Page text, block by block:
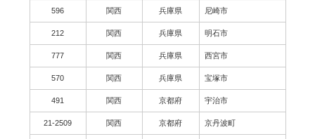
596 関西 兵庫県 尼崎市
212 関西 兵庫県 明石市
777 関西 兵庫県 西宮市
570 関西 兵庫県 宝塚市
491 関西 京都府 宇治市
21-2509 関西 京都府 京丹波町